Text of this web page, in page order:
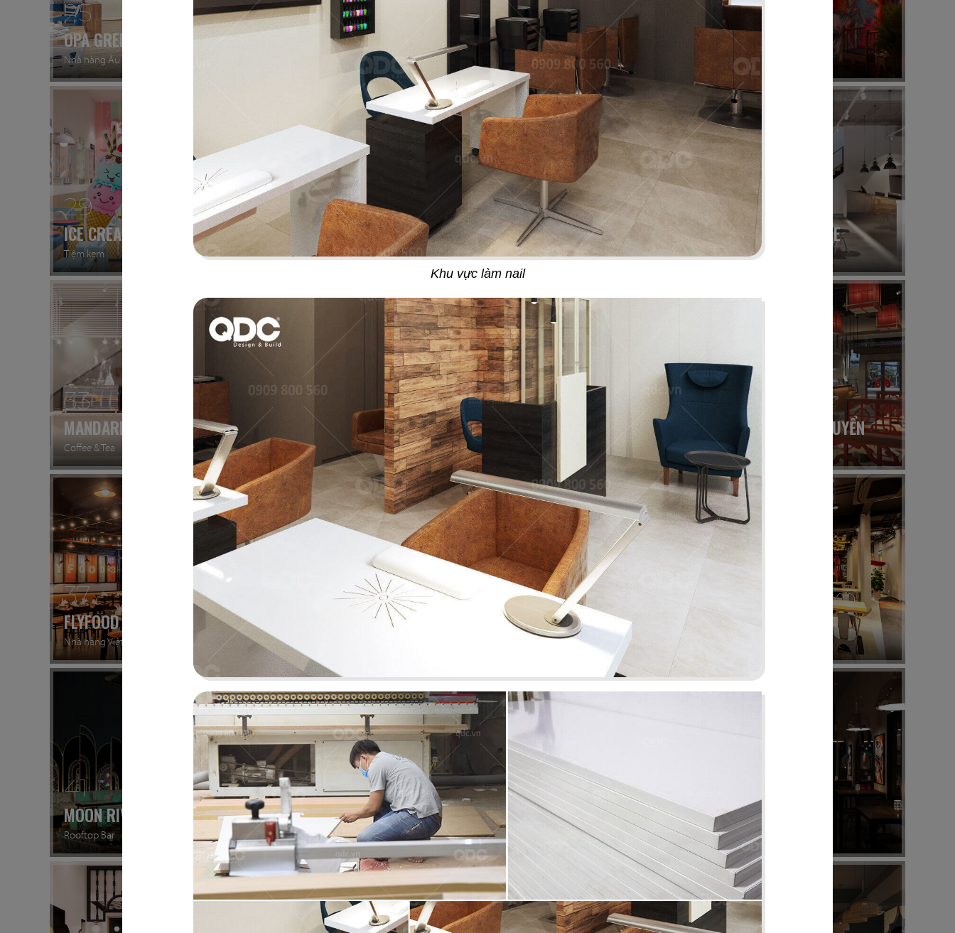
Khu vực làm nail
25
OPA GREEK
Nhà hàng Âu
26 27
SWEET HOUSE
Juice Bar
28
BABOON CLUB
29
ICE CREAM
Tiệm kem
30
YUMMY CHICKEN
Thức ăn nhanh
31
BREAKING DAWN
Nhà hàng Hàn
32
SUNSHINE BOUTIQUE
Nhà hàng - Showroom
33
MANDARINE
Coffee & Tea
34
DON CHICKEN LONG KHÁNH
Nhà hàng Hàn
35
NÓC NHÀ
Quán nhậu
36
ĐẠI ĐƯỜNG TRÂN TUYỂN
Nhà hàng Hoa
37
FLYFOOD
Nhà hàng Việt Gà rán Hàn Quốc
39
BAMBODA POCHA
Quán nhậu Hàn
41
MOON RIVER
Rooftop Bar
42
PHÚC KHANG GARDEN
Cafe
43
LUTEA
Cafe - Trà sữa
UPTOWN BAR
Bar